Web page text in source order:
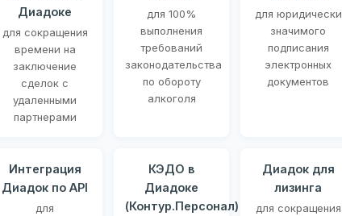
Диадоке
для сокращения
времени на
заключение
сделок с
удаленными
партнерами
для 100%
выполнения
требований
законодательства
по обороту
алкоголя
для юридически
значимого
подписания
электронных
документов
Интеграция
Диадок по API
для
КЭДО в
Диадоке
(Контур.Персонал)
Диадок для
лизинга
для сокращения